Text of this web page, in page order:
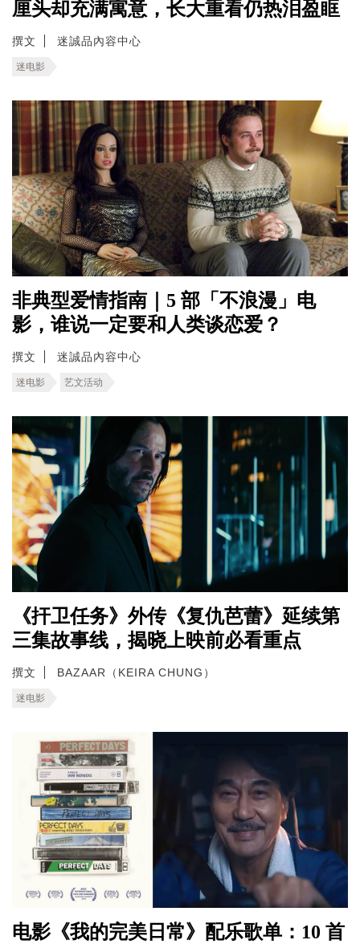
厘头却充满寓意，长大重看仍热泪盈眶
撰文 迷誠品內容中心
迷电影
非典型爱情指南｜5 部「不浪漫」电
影，谁说一定要和人类谈恋爱？
撰文 迷誠品內容中心
迷电影 艺文活动
《扞卫任务》外传《复仇芭蕾》延续第
三集故事线，揭晓上映前必看重点
撰文 BAZAAR（KEIRA CHUNG）
迷电影
电影《我的完美日常》配乐歌单：10 首